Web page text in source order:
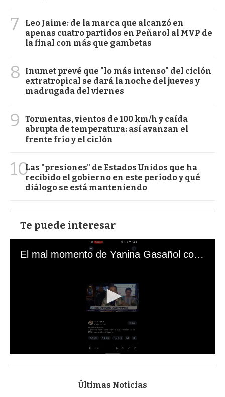
7
Leo Jaime: de la marca que alcanzó en
apenas cuatro partidos en Peñarol al MVP de
la final con más que gambetas
8
Inumet prevé que "lo más intenso" del ciclón
extratropical se dará la noche del jueves y
madrugada del viernes
9
Tormentas, vientos de 100 km/h y caída
abrupta de temperatura: así avanzan el
frente frío y el ciclón
10Las "presiones" de Estados Unidos que ha
recibido el gobierno en este período y qué
diálogo se está manteniendo
Te puede interesar
El mal momento de Yanina Gasañol con un hincha argentino en "Subrayado"
s
Últimas Noticias